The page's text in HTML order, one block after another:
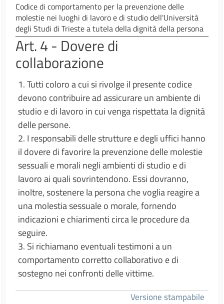
Codice di comportamento per la prevenzione delle
molestie nei luoghi di lavoro e di studio dell'Università
degli Studi di Trieste a tutela della dignità della persona
Art. 4 - Dovere di
collaborazione
1. Tutti coloro a cui si rivolge il presente codice
devono contribuire ad assicurare un ambiente di
studio e di lavoro in cui venga rispettata la dignità
delle persone.
2. I responsabili delle strutture e degli uffici hanno
il dovere di favorire la prevenzione delle molestie
sessuali e morali negli ambienti di studio e di
lavoro ai quali sovrintendono. Essi dovranno,
inoltre, sostenere la persona che voglia reagire a
una molestia sessuale o morale, fornendo
indicazioni e chiarimenti circa le procedure da
seguire.
3. Si richiamano eventuali testimoni a un
comportamento corretto collaborativo e di
sostegno nei confronti delle vittime.
Versione stampabile